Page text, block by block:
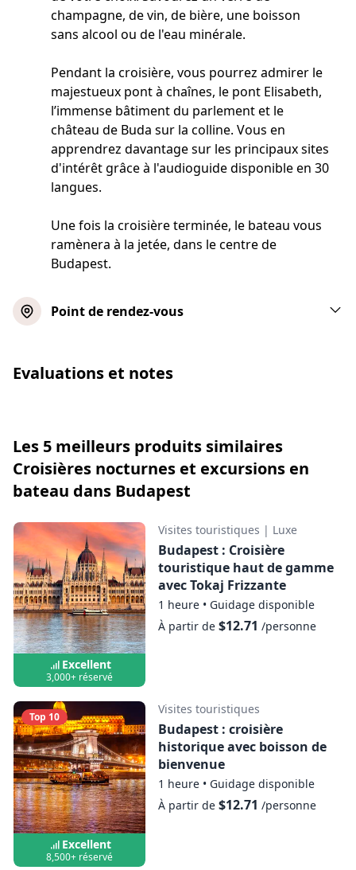
champagne, de vin, de bière, une boisson
sans alcool ou de l'eau minérale.
Pendant la croisière, vous pourrez admirer le
majestueux pont à chaînes, le pont Elisabeth,
l’immense bâtiment du parlement et le
château de Buda sur la colline. Vous en
apprendrez davantage sur les principaux sites
d'intérêt grâce à l'audioguide disponible en 30
langues.
Une fois la croisière terminée, le bateau vous
ramènera à la jetée, dans le centre de
Budapest.
Point de rendez-vous
Evaluations et notes
Les 5 meilleurs produits similaires
Croisières nocturnes et excursions en
bateau dans Budapest
Excellent
3,000+ réservé
Visites touristiques | Luxe
Budapest : Croisière
touristique haut de gamme
avec Tokaj Frizzante
1 heure • Guidage disponible
À partir de $12.71 /personne
Top 10
Excellent
8,500+ réservé
Visites touristiques
Budapest : croisière
historique avec boisson de
bienvenue
1 heure • Guidage disponible
À partir de $12.71 /personne